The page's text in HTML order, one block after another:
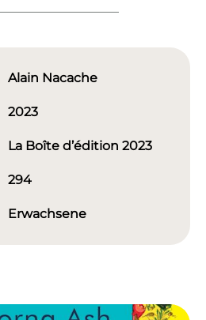
Alain Nacache
2023
La Boîte d’édition 2023
294
Erwachsene